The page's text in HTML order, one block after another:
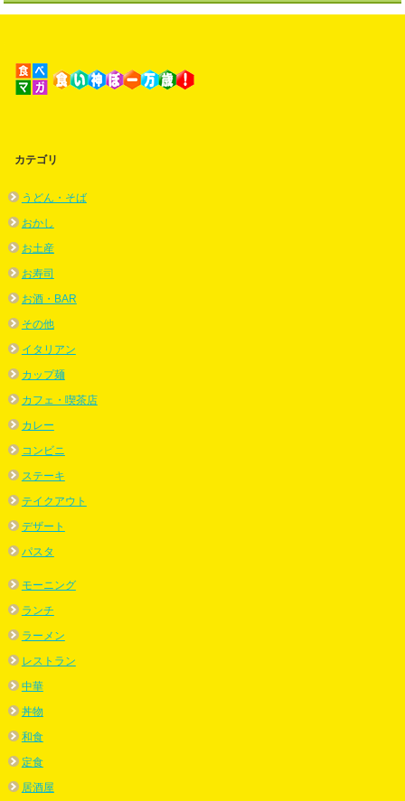
カテゴリ
うどん・そば
おかし
お土産
お寿司
お酒・BAR
その他
イタリアン
カップ麺
カフェ・喫茶店
カレー
コンビニ
ステーキ
テイクアウト
デザート
パスタ
モーニング
ランチ
ラーメン
レストラン
中華
丼物
和食
定食
居酒屋